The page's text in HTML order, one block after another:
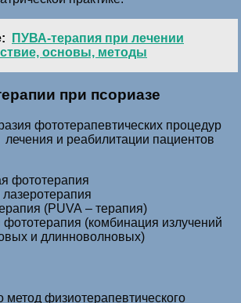
ПУВА-терапия при лечении
основы, методы
при псориазе
фототерапевтических процедур
и реабилитации пациентов
фототерапия
(PUVA – терапия)
фототерапия (комбинация излучений
и длинноволновых)
метод физиотерапевтического